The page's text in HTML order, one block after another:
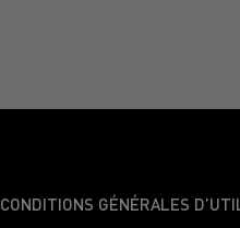
CONDITIONS GÉNÉRALES